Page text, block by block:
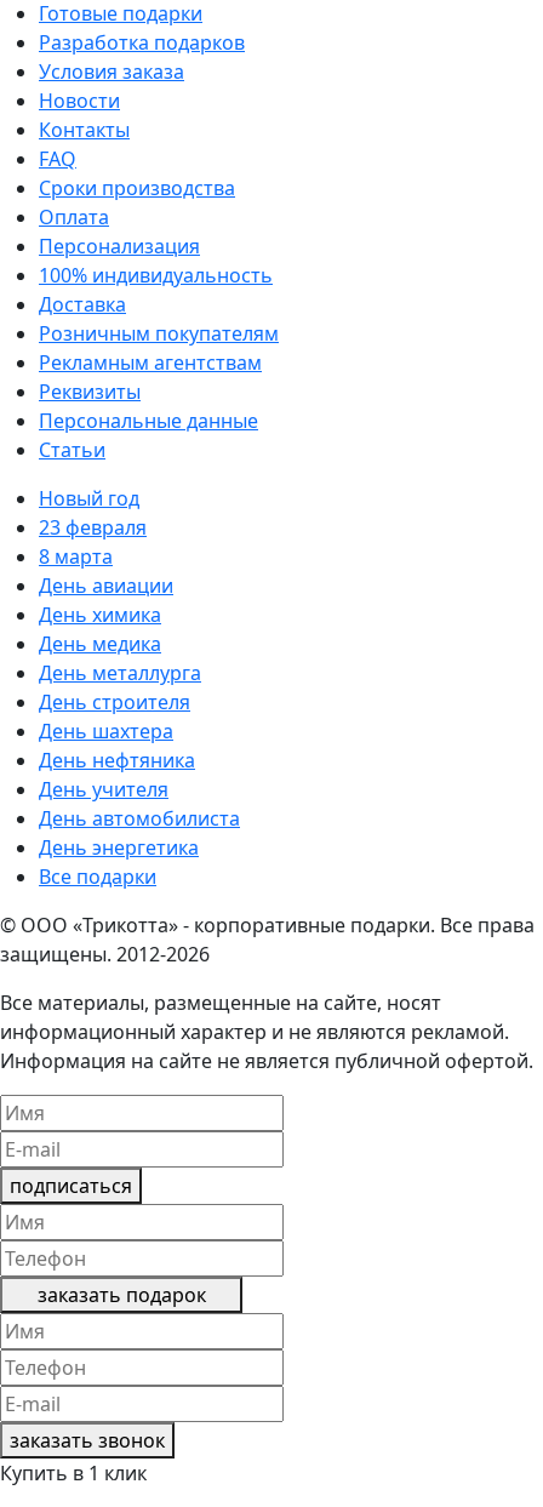
Готовые подарки
Разработка подарков
Условия заказа
Новости
Контакты
FAQ
Сроки производства
Оплата
Персонализация
100% индивидуальность
Доставка
Розничным покупателям
Рекламным агентствам
Реквизиты
Персональные данные
Статьи
Новый год
23 февраля
8 марта
День авиации
День химика
День медика
День металлурга
День строителя
День шахтера
День нефтяника
День учителя
День автомобилиста
День энергетика
Все подарки
© ООО «Трикотта» - корпоративные подарки. Все права
защищены. 2012-2026
Все материалы, размещенные на сайте, носят
информационный характер и не являются рекламой.
Информация на сайте не является публичной офертой.
подписаться
заказать подарок
заказать звонок
Купить в 1 клик